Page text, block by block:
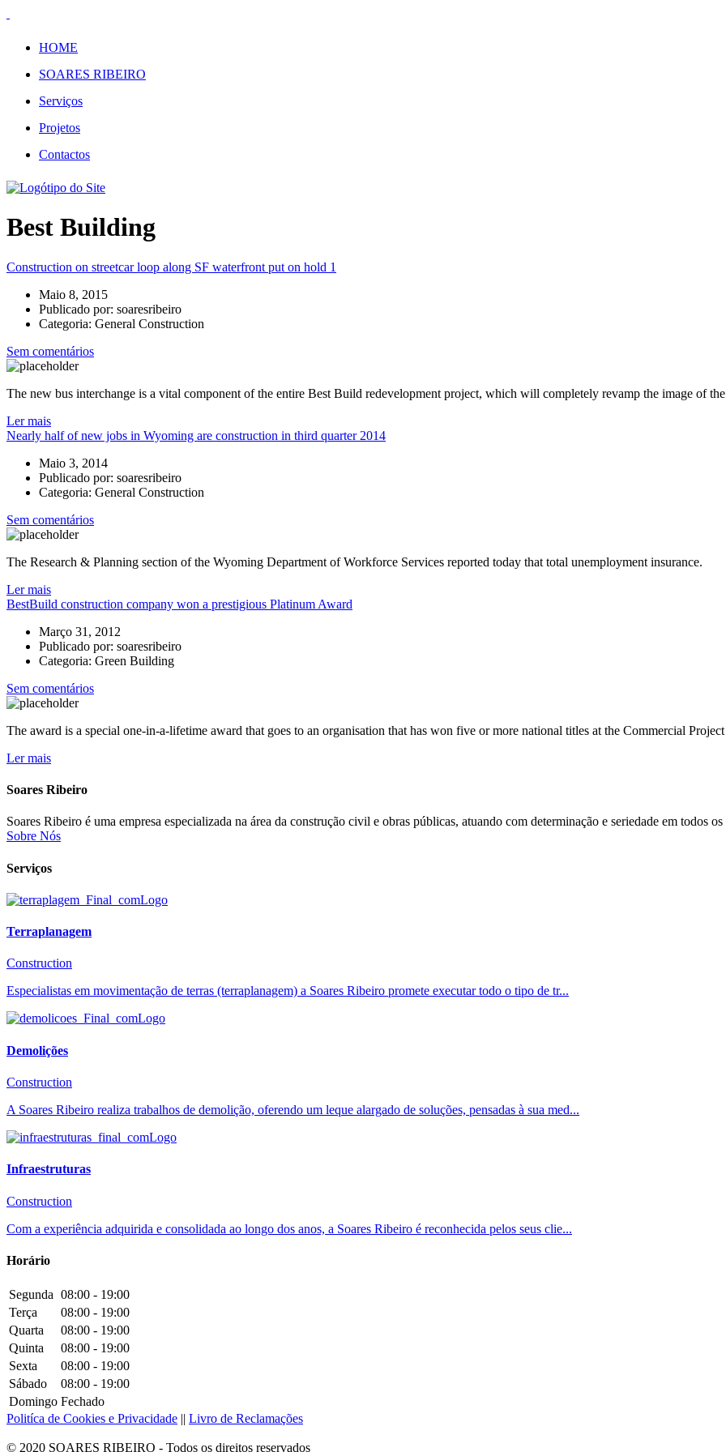
HOME
SOARES RIBEIRO
Serviços
Projetos
Contactos
Best Building
Construction on streetcar loop along SF waterfront put on hold 1
Maio 8, 2015
Publicado por: soaresribeiro
Categoria: General Construction
Sem comentários
The new bus interchange is a vital component of the entire Best Build redevelopment project, which will completely revamp the image of
Ler mais
Nearly half of new jobs in Wyoming are construction in third quarter 2014
Maio 3, 2014
Publicado por: soaresribeiro
Categoria: General Construction
Sem comentários
The Research & Planning section of the Wyoming Department of Workforce Services reported today that total unemployment insurance.
Ler mais
BestBuild construction company won a prestigious Platinum Award
Março 31, 2012
Publicado por: soaresribeiro
Categoria: Green Building
Sem comentários
The award is a special one-in-a-lifetime award that goes to an organisation that has won five or more national titles at the Commercial
Ler mais
Soares Ribeiro
Soares Ribeiro é uma empresa especializada na área da construção civil e obras públicas, atuando com determinação e seriedade em todos
Sobre Nós
Serviços
Terraplanagem
Construction
Especialistas em movimentação de terras (terraplanagem) a Soares Ribeiro promete executar todo o tipo de tr...
Demolições
Construction
A Soares Ribeiro realiza trabalhos de demolição, oferendo um leque alargado de soluções, pensadas à sua med...
Infraestruturas
Construction
Com a experiência adquirida e consolidada ao longo dos anos, a Soares Ribeiro é reconhecida pelos seus clie...
Horário
Segunda 08:00 - 19:00
Terça
08:00 - 19:00
Quarta
08:00 - 19:00
Quinta
08:00 - 19:00
Sexta
08:00 - 19:00
Sábado
08:00 - 19:00
Domingo Fechado
Politíca de Cookies e Privacidade || Livro de Reclamações
© 2020 SOARES RIBEIRO - Todos os direitos reservados